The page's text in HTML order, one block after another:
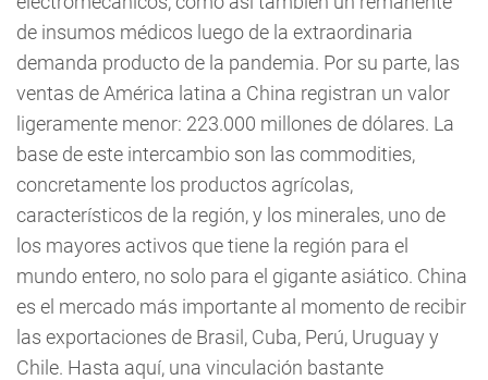
de insumos médicos luego de la extraordinaria
demanda producto de la pandemia. Por su parte, las
ventas de América latina a China registran un valor
ligeramente menor: 223.000 millones de dólares. La
base de este intercambio son las commodities,
concretamente los productos agrícolas,
característicos de la región, y los minerales, uno de
los mayores activos que tiene la región para el
mundo entero, no solo para el gigante asiático. China
es el mercado más importante al momento de recibir
las exportaciones de Brasil, Cuba, Perú, Uruguay y
Chile. Hasta aquí, una vinculación bastante